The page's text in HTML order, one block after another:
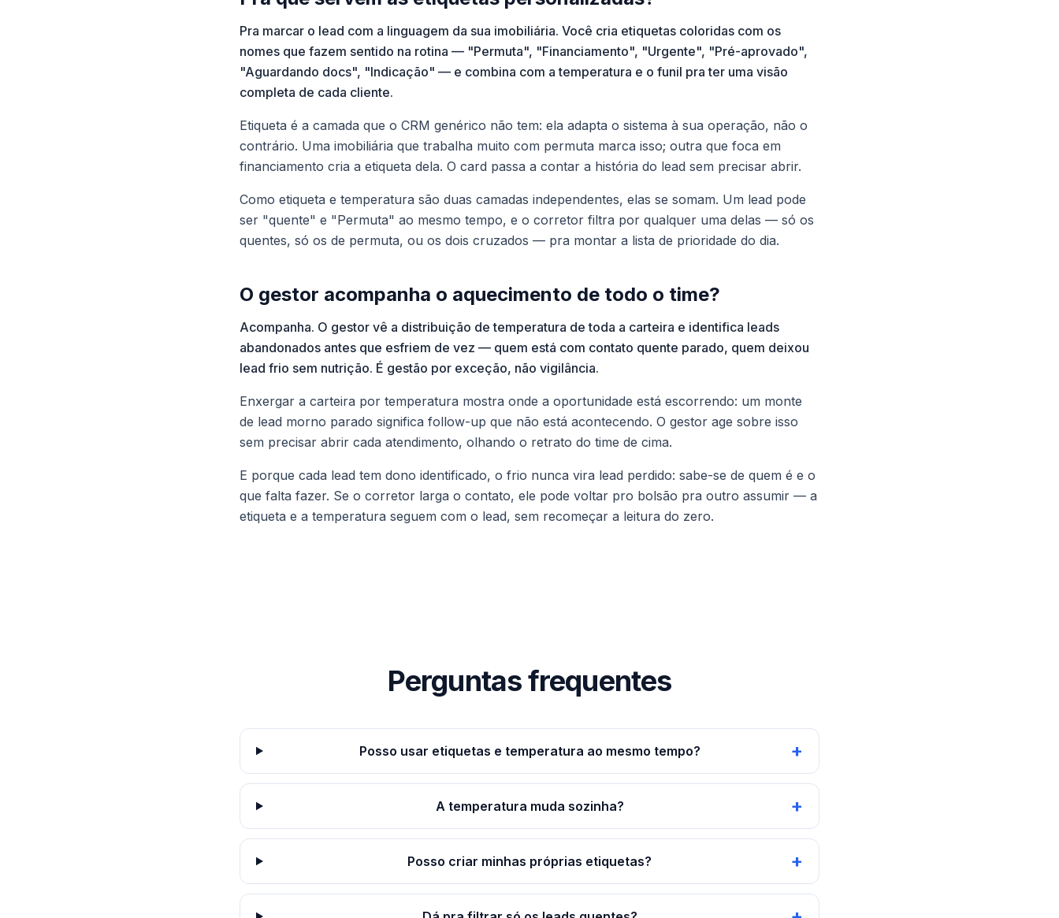
Pra marcar o lead com a linguagem da sua imobiliária. Você cria etiquetas coloridas com os
nomes que fazem sentido na rotina — "Permuta", "Financiamento", "Urgente", "Pré-aprovado",
"Aguardando docs", "Indicação" — e combina com a temperatura e o funil pra ter uma visão
completa de cada cliente.
Etiqueta é a camada que o CRM genérico não tem: ela adapta o sistema à sua operação, não o
contrário. Uma imobiliária que trabalha muito com permuta marca isso; outra que foca em
financiamento cria a etiqueta dela. O card passa a contar a história do lead sem precisar abrir.
Como etiqueta e temperatura são duas camadas independentes, elas se somam. Um lead pode
ser "quente" e "Permuta" ao mesmo tempo, e o corretor filtra por qualquer uma delas — só os
quentes, só os de permuta, ou os dois cruzados — pra montar a lista de prioridade do dia.
O gestor acompanha o aquecimento de todo o time?
Acompanha. O gestor vê a distribuição de temperatura de toda a carteira e identifica leads
abandonados antes que esfriem de vez — quem está com contato quente parado, quem deixou
lead frio sem nutrição. É gestão por exceção, não vigilância.
Enxergar a carteira por temperatura mostra onde a oportunidade está escorrendo: um monte
de lead morno parado significa follow-up que não está acontecendo. O gestor age sobre isso
sem precisar abrir cada atendimento, olhando o retrato do time de cima.
E porque cada lead tem dono identificado, o frio nunca vira lead perdido: sabe-se de quem é e o
que falta fazer. Se o corretor larga o contato, ele pode voltar pro bolsão pra outro assumir — a
etiqueta e a temperatura seguem com o lead, sem recomeçar a leitura do zero.
Perguntas frequentes
Posso usar etiquetas e temperatura ao mesmo tempo? +
A temperatura muda sozinha? +
Posso criar minhas próprias etiquetas? +